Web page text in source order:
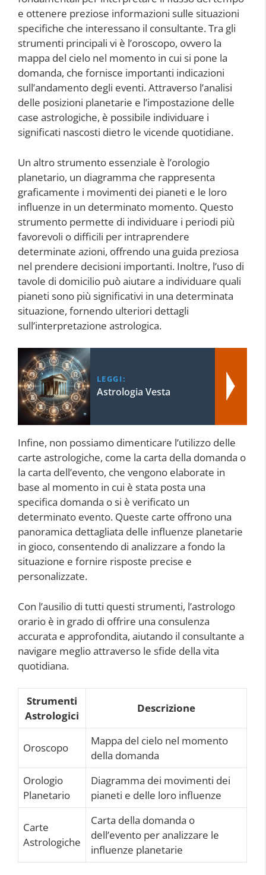
e ottenere preziose informazioni sulle situazioni
specifiche che interessano il consultante. Tra gli
strumenti principali vi è l’oroscopo, ovvero la
mappa del cielo nel momento in cui si pone la
domanda, che fornisce importanti indicazioni
sull’andamento degli eventi. Attraverso l’analisi
delle posizioni planetarie e l’impostazione delle
case astrologiche, è possibile individuare i
significati nascosti dietro le vicende quotidiane.
Un altro strumento essenziale è l’orologio
planetario, un diagramma che rappresenta
graficamente i movimenti dei pianeti e le loro
influenze in un determinato momento. Questo
strumento permette di individuare i periodi più
favorevoli o difficili per intraprendere
determinate azioni, offrendo una guida preziosa
nel prendere decisioni importanti. Inoltre, l’uso di
tavole di domicilio può aiutare a individuare quali
pianeti sono più significativi in una determinata
situazione, fornendo ulteriori dettagli
sull’interpretazione astrologica.
LEGGI:
Astrologia Vesta
Infine, non possiamo dimenticare l’utilizzo delle
carte astrologiche, come la carta della domanda o
la carta dell’evento, che vengono elaborate in
base al momento in cui è stata posta una
specifica domanda o si è verificato un
determinato evento. Queste carte offrono una
panoramica dettagliata delle influenze planetarie
in gioco, consentendo di analizzare a fondo la
situazione e fornire risposte precise e
personalizzate.
Con l’ausilio di tutti questi strumenti, l’astrologo
orario è in grado di offrire una consulenza
accurata e approfondita, aiutando il consultante a
navigare meglio attraverso le sfide della vita
quotidiana.
Strumenti
Astrologici
Descrizione
Oroscopo
Mappa del cielo nel momento
della domanda
Orologio
Planetario
Diagramma dei movimenti dei
pianeti e delle loro influenze
Carte
Astrologiche
Carta della domanda o
dell’evento per analizzare le
influenze planetarie